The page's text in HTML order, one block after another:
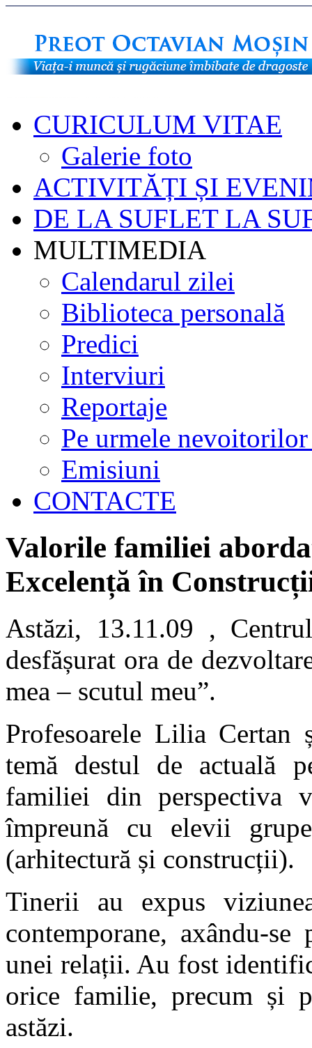
CURICULUM VITAE
Galerie foto
ACTIVITĂȚI ȘI
DE LA SUFLET LA
MULTIMEDIA
Calendarul zilei
Biblioteca personală
Predici
Interviuri
Reportaje
Pe urmele nevoitorilor
Emisiuni
CONTACTE
Valorile familiei
Excelență în
Astăzi, 13.11.09 ,
desfășurat ora de
mea – scutul meu”.
Profesoarele Lilia
temă destul de actuală
familiei din perspectiva
împreună cu elevii
(arhitectură și construcții).
Tinerii au expus
contemporane, axându-
unei relații. Au fost
orice familie, precum și
astăzi.